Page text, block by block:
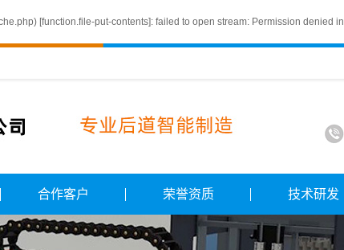
[function.file-put-contents]: failed to open stream: Permission denied in
合作客户 荣誉资质 技术研发